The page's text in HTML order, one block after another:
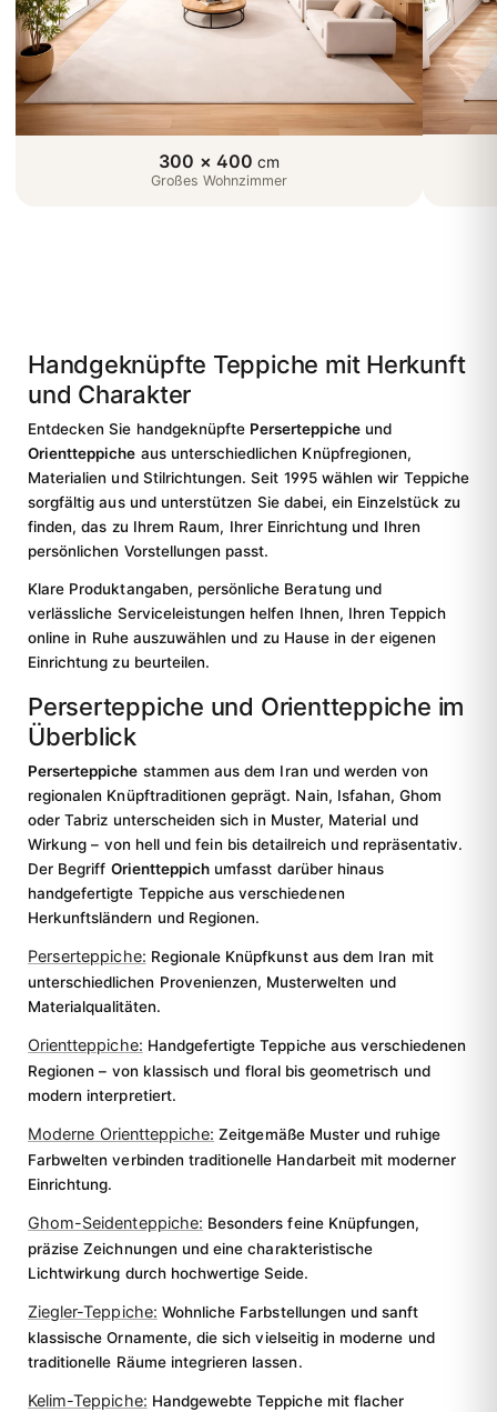
300 × 400 cm
Großes Wohnzimmer
Handgeknüpfte Teppiche mit Herkunft
und Charakter
Entdecken Sie handgeknüpfte Perserteppicheund
Orientteppiche aus unterschiedlichen Knüpfregionen,
Materialien und Stilrichtungen. Seit 1995 wählen wir Teppiche
sorgfältig aus und unterstützen Sie dabei, ein Einzelstück zu
finden, das zu Ihrem Raum, Ihrer Einrichtung und Ihren
persönlichen Vorstellungen passt.
Klare Produktangaben, persönliche Beratung und
verlässliche Serviceleistungen helfen Ihnen, Ihren Teppich
online in Ruhe auszuwählen und zu Hause in der eigenen
Einrichtung zu beurteilen.
Perserteppiche und Orientteppiche im
Überblick
Perserteppiche stammen aus dem Iran und werden von
regionalen Knüpftraditionen geprägt. Nain, Isfahan, Ghom
oder Tabriz unterscheiden sich in Muster, Material und
Wirkung – von hell und fein bis detailreich und repräsentativ.
Der Begriff Orientteppich umfasst darüber hinaus
handgefertigte Teppiche aus verschiedenen
Herkunftsländern und Regionen.
Perserteppiche: Regionale Knüpfkunst aus dem Iran mit
unterschiedlichen Provenienzen, Musterwelten und
Materialqualitäten.
Orientteppiche: Handgefertigte Teppiche aus verschiedenen
Regionen – von klassisch und floral bis geometrisch und
modern interpretiert.
Moderne Orientteppiche: Zeitgemäße Muster und ruhige
Farbwelten verbinden traditionelle Handarbeit mit moderner
Einrichtung.
Ghom-Seidenteppiche: Besonders feine Knüpfungen,
präzise Zeichnungen und eine charakteristische
Lichtwirkung durch hochwertige Seide.
Ziegler-Teppiche: Wohnliche Farbstellungen und sanft
klassische Ornamente, die sich vielseitig in moderne und
traditionelle Räume integrieren lassen.
Kelim-Teppiche: Handgewebte Teppiche mit flacher